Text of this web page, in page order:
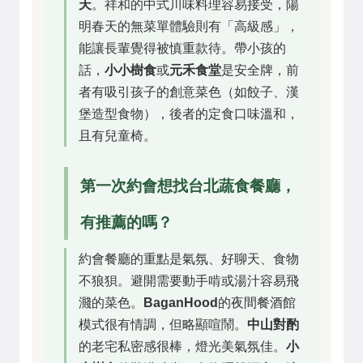
天。祥和的中式川味料理容易接受，陽
明春天的無菜單體驗則有「高級感」，
能讓長輩覺得被慎重款待。帶小孩的
話， 小小樹食或元禾食堂是安全牌，前
者有吸引孩子的創意菜色（如餃子、漢
堡造型食物），後者的定食口味溫和，
且有兒童椅。
第一次約會想找台北蔬食餐廳，
有推薦的嗎？
約會餐廳的重點是氣氛、好聊天、食物
不狼狽。避開需要動手啃或湯汁容易飛
濺的菜色。
BaganHood 的夜間餐酒館
模式很有情調，但略顯喧鬧。 中山對酌
的老宅私密感很棒，燈光美氣氛佳。 小